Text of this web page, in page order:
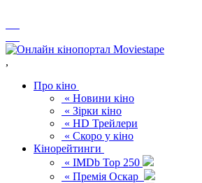
,
Про кіно
« Новини кіно
« Зірки кіно
« HD Трейлери
« Скоро у кіно
Кінорейтинги
« IMDb Top 250
« Премія Оскар